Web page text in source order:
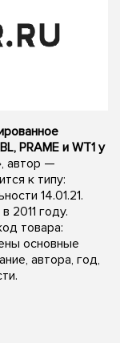
PRAME и WT1 у
автор —
к типу:
14.01.21.
2011 году.
товара:
основные
автора, год,